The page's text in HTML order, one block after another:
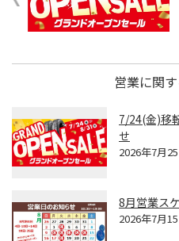
営業に関
7/24(金)移
せ
2026年7月
8月営業ス
2026年7月